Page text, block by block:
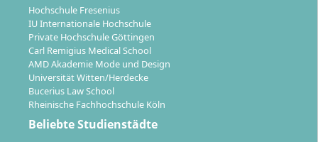
Hochschule Fresenius
IU Internationale Hochschule
Private Hochschule Göttingen
Carl Remigius Medical School
AMD Akademie Mode und Design
Universität Witten/Herdecke
Bucerius Law School
Rheinische Fachhochschule Köln
Beliebte Studienstädte